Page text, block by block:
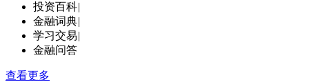
投资百科|
金融词典|
学习交易|
金融问答
查看更多